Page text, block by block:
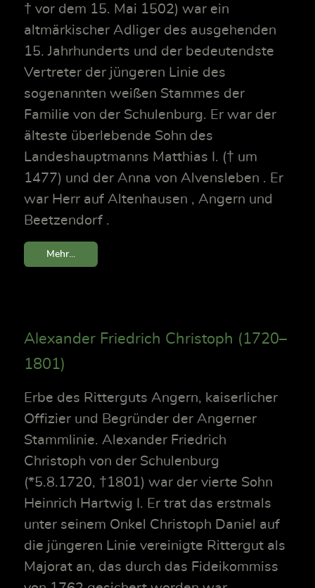
† vor dem 15. Mai 1502) war ein
altmärkischer Adliger des ausgehenden
15. Jahrhunderts und der bedeutendste
Vertreter der jüngeren Linie des
sogenannten weißen Stammes der
Familie von der Schulenburg. Er war der
älteste überlebende Sohn des
Landeshauptmanns Matthias I. († um
1477) und der Anna von Alvensleben . Er
war Herr auf Altenhausen , Angern und
Beetzendorf .
Mehr...
Alexander Friedrich Christoph (1720–
1801)
Erbe des Ritterguts Angern, kaiserlicher
Offizier und Begründer der Angerner
Stammlinie. Alexander Friedrich
Christoph von der Schulenburg
(*5.8.1720, †1801) war der vierte Sohn
Heinrich Hartwig I. Er trat das erstmals
unter seinem Onkel Christoph Daniel auf
die jüngeren Linie vereinigte Rittergut als
Majorat an, das durch das Fideikommiss